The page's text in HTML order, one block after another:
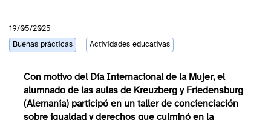
19/05/2025
Buenas prácticas Actividades educativas
Con motivo del Día Internacional de la Mujer, el
alumnado de las aulas de Kreuzberg y Friedensburg
(Alemania) participó en un taller de concienciación
sobre igualdad y derechos que culminó en la